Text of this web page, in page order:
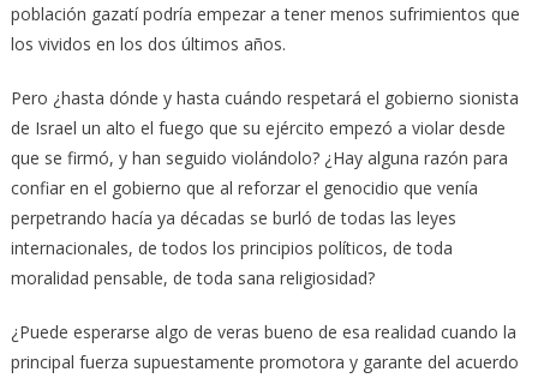
población gazatí podría empezar a tener menos sufrimientos que
los vividos en los dos últimos años.
Pero ¿hasta dónde y hasta cuándo respetará el gobierno sionista
de Israel un alto el fuego que su ejército empezó a violar desde
que se firmó, y han seguido violándolo? ¿Hay alguna razón para
confiar en el gobierno que al reforzar el genocidio que venía
perpetrando hacía ya décadas se burló de todas las leyes
internacionales, de todos los principios políticos, de toda
moralidad pensable, de toda sana religiosidad?
¿Puede esperarse algo de veras bueno de esa realidad cuando la
principal fuerza supuestamente promotora y garante del acuerdo